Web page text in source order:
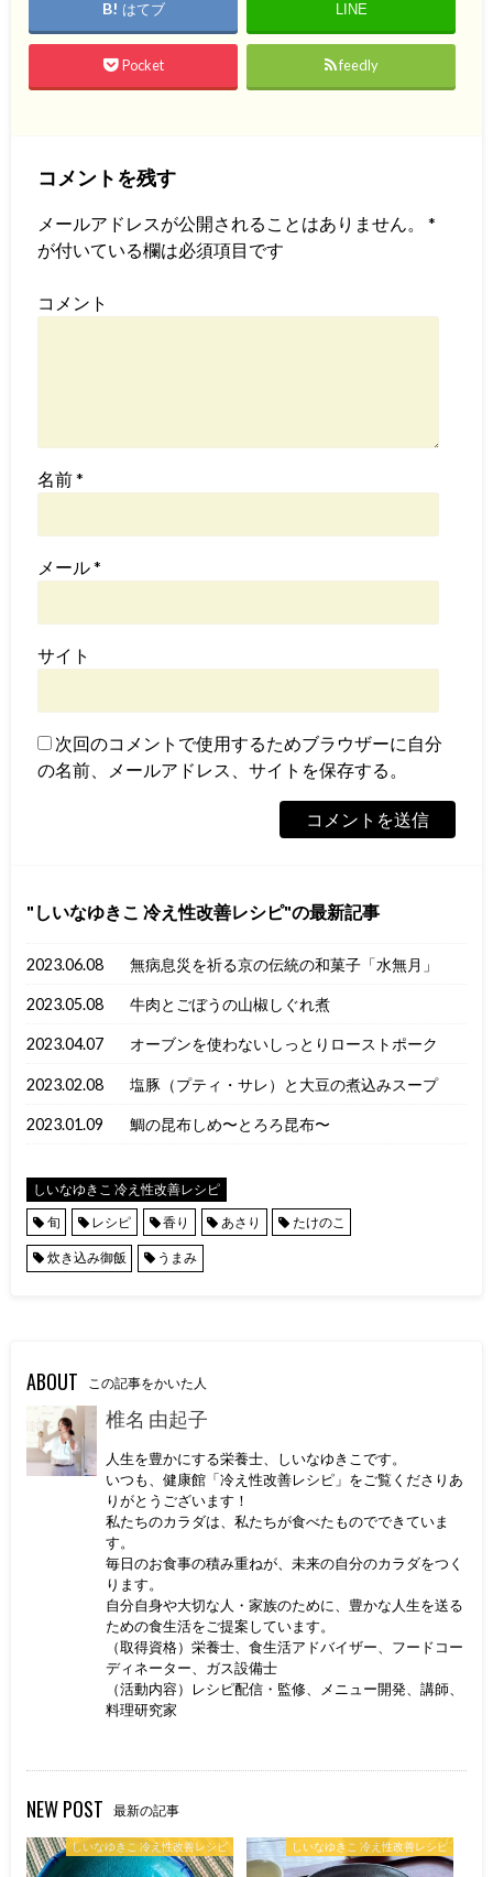
はてブ LINE
Pocket feedly
コメントを残す
メールアドレスが公開されることはありません。
*
が付いている欄は必須項目です
コメント
名前*
メール*
サイト
次回のコメントで使用するためブラウザーに自分
の名前、メールアドレス、サイトを保存する。
しいなゆきこ 冷え性改善レシピ の最新記事
2023.06.08 無病息災を祈る京の伝統の和菓子「水無月」
2023.05.08 牛肉とごぼうの山椒しぐれ煮
2023.04.07 オーブンを使わないしっとりローストポーク
2023.02.08 塩豚（プティ・サレ）と大豆の煮込みスープ
2023.01.09 鯛の昆布しめ〜とろろ昆布〜
しいなゆきこ 冷え性改善レシピ
旬
レシピ 香り あさり たけのこ
炊き込み御飯 うまみ
ABOUT この記事をかいた人
椎名 由起子
人生を豊かにする栄養士、しいなゆきこです。
いつも、健康館「冷え性改善レシピ」をご覧くださりあ
りがとうございます！
私たちのカラダは、私たちが食べたものでできていま
す。
毎日のお食事の積み重ねが、未来の自分のカラダをつく
ります。
自分自身や大切な人・家族のために、豊かな人生を送る
ための食生活をご提案しています。
（取得資格）栄養士、食生活アドバイザー、フードコー
ディネーター、ガス設備士
（活動内容）レシピ配信・監修、メニュー開発、講師、
料理研究家
NEW POST 最新の記事
しいなゆきこ 冷え性改善レシピ しいなゆきこ 冷え性改善レシピ